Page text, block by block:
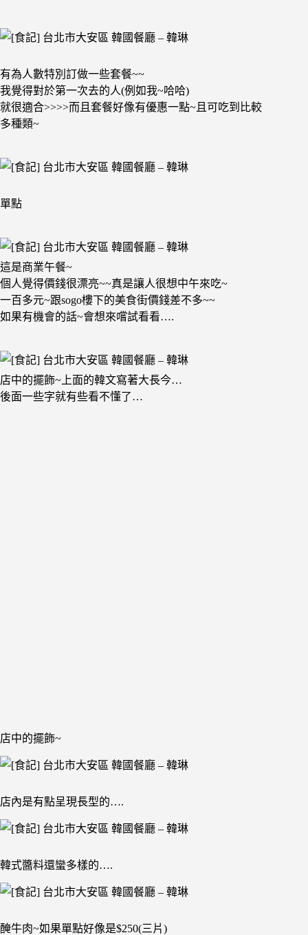
有為人數特別訂做一些套餐~~
我覺得對於第一次去的人(例如我~哈哈)
就很適合>>>>而且套餐好像有優惠一點~且可吃到比較
多種類~
單點
這是商業午餐~
個人覺得價錢很漂亮~~真是讓人很想中午來吃~
一百多元~跟sogo樓下的美食街價錢差不多~~
如果有機會的話~會想來嚐試看看….
店中的擺飾~上面的韓文寫著大長今…
後面一些字就有些看不懂了…
店中的擺飾~
店內是有點呈現長型的….
韓式醬料還蠻多樣的….
醃牛肉~如果單點好像是$250(三片)